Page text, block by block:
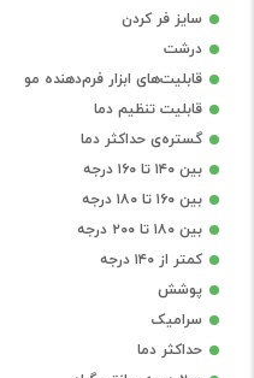
سایز فر کردن
درشت
قابلیت‌های ابزار فرم‌دهنده مو
قابلیت تنظیم دما
گستره‌ی حداکثر دما
بین ۱۴۰ تا ۱۶۰ درجه
بین ۱۶۰ تا ۱۸۰ درجه
بین ۱۸۰ تا ۲۰۰ درجه
کمتر از ۱۴۰ درجه
پوشش
سرامیک
حداکثر دما